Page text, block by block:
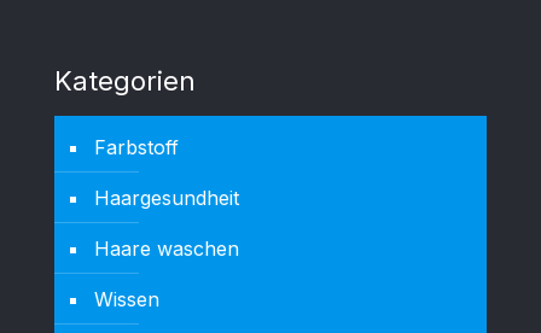
Kategorien
Farbstoff
Haargesundheit
Haare waschen
Wissen